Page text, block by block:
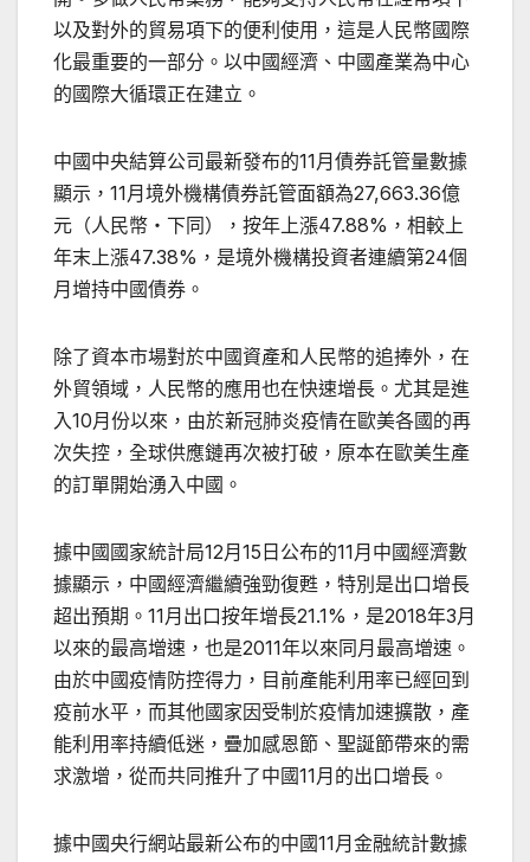
以及對外的貿易項下的便利使用，這是人民幣國際
化最重要的一部分。以中國經濟、中國產業為中心
的國際大循環正在建立。
中國中央結算公司最新發布的11月債券託管量數據
顯示，11月境外機構債券託管面額為27,663.36億
元（人民幣‧下同），按年上漲47.88%，相較上
年末上漲47.38%，是境外機構投資者連續第24個
月增持中國債券。
除了資本市場對於中國資產和人民幣的追捧外，在
外貿領域，人民幣的應用也在快速增長。尤其是進
入10月份以來，由於新冠肺炎疫情在歐美各國的再
次失控，全球供應鏈再次被打破，原本在歐美生產
的訂單開始湧入中國。
據中國國家統計局12月15日公布的11月中國經濟數
據顯示，中國經濟繼續強勁復甦，特別是出口增長
超出預期。11月出口按年增長21.1%，是2018年3月
以來的最高增速，也是2011年以來同月最高增速。
由於中國疫情防控得力，目前產能利用率已經回到
疫前水平，而其他國家因受制於疫情加速擴散，產
能利用率持續低迷，疊加感恩節、聖誕節帶來的需
求激增，從而共同推升了中國11月的出口增長。
據中國央行網站最新公布的中國11月金融統計數據